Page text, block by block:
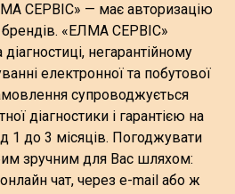
СЕРВІС» — має авторизацію
«ЕЛМА СЕРВІС»
діагностиці, негарантійному
електронної та побутової
супроводжується
діагностики і гарантією на
1 до 3 місяців. Погоджувати
зручним для Вас шляхом:
чат, через e-mail або ж